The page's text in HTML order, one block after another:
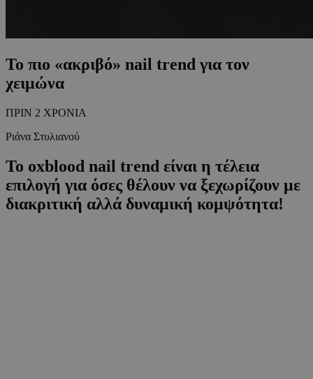
Το πιο «ακριβό» nail trend για τον
χειμώνα
ΠΡΙΝ 2 ΧΡΟΝΙΑ
Ριάνα Στυλιανού
Το oxblood nail trend είναι η τέλεια
επιλογή για όσες θέλουν να ξεχωρίζουν με
διακριτική αλλά δυναμική κομψότητα!